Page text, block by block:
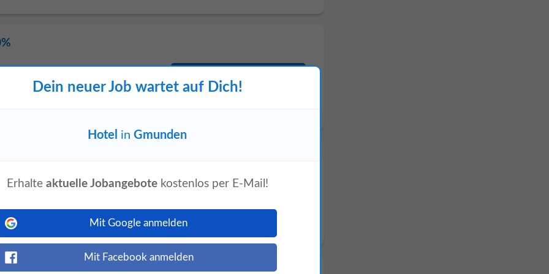
die Gastfreundschaft auf dem
die Uhr Full-Service. Unsere
zum Detail serviert. Ein Ort für
Teil eines renommierten,
Jetzt ansehen
Dein neuer Job wartet auf Dich!
Hotel in Gmunden
Erhalte aktuelle Jobangebotekostenlos per E-Mail!
Mit Google anmelden
Mit Facebook anmelden